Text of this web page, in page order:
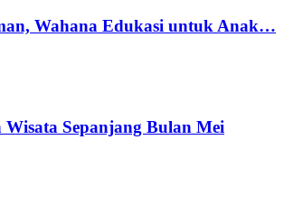
Wahana Edukasi untuk Anak…
Sepanjang Bulan Mei